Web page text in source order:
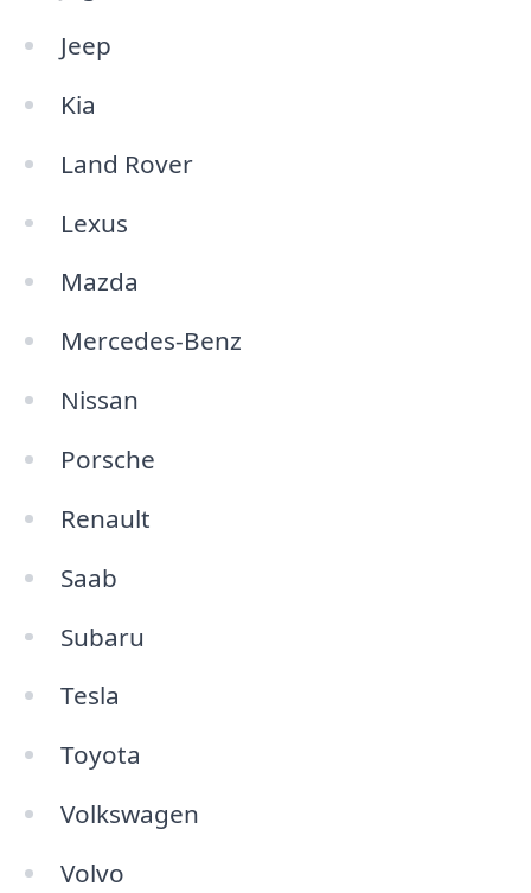
Jeep
Kia
Land Rover
Lexus
Mazda
Mercedes-Benz
Nissan
Porsche
Renault
Saab
Subaru
Tesla
Toyota
Volkswagen
Volvo